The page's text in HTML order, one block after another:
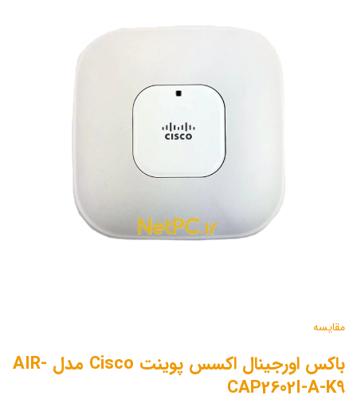
مقایسه
باکس اورجینال اکسس پوینت Cisco مدل AIR-
CAP2602I-A-K9